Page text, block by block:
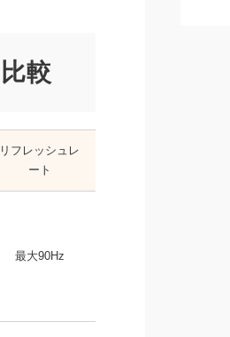
較
リフレッシュレ
ート
最大90Hz